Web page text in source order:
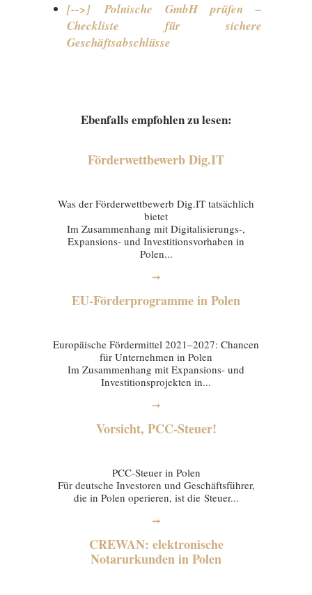
[-->] Polnische GmbH prüfen –
Checkliste für sichere
Geschäftsabschlüsse
Ebenfalls empfohlen zu lesen:
Förderwettbewerb Dig.IT
Was der Förderwettbewerb Dig.IT tatsächlich
bietet
Im Zusammenhang mit Digitalisierungs-,
Expansions- und Investitionsvorhaben in
Polen...
➞
EU-Förderprogramme in Polen
Europäische Fördermittel 2021–2027: Chancen
für Unternehmen in Polen
Im Zusammenhang mit Expansions- und
Investitionsprojekten in...
➞
Vorsicht, PCC-Steuer!
PCC-Steuer in Polen
Für deutsche Investoren und Geschäftsführer,
die in Polen operieren, ist die Steuer...
➞
CREWAN: elektronische
Notarurkunden in Polen